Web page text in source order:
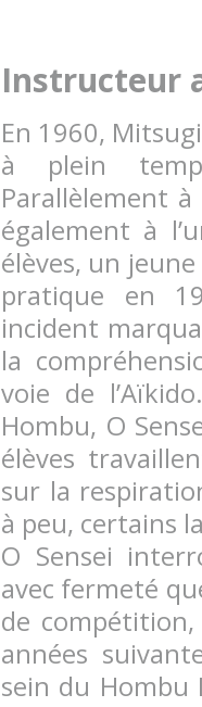
Instructeur
En 1960,
à plein
Parallèlement
également à
élèves, un
pratique en
incident
la
voie de
Hombu, O
élèves
sur la
à peu, certains
O Sensei
avec fermeté
de
années
sein du Hombu